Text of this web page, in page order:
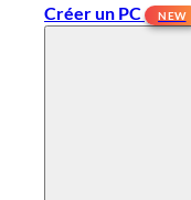
Créer un PC NEW